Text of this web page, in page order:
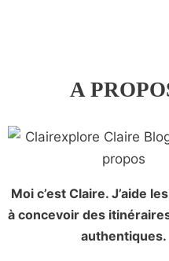
A
Moi c’est Claire. J’aide
à concevoir des
authentiques.